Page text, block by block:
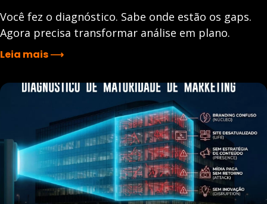
Você fez o diagnóstico. Sabe onde estão os gaps.
Agora precisa transformar análise em plano.
Leia mais ⟶